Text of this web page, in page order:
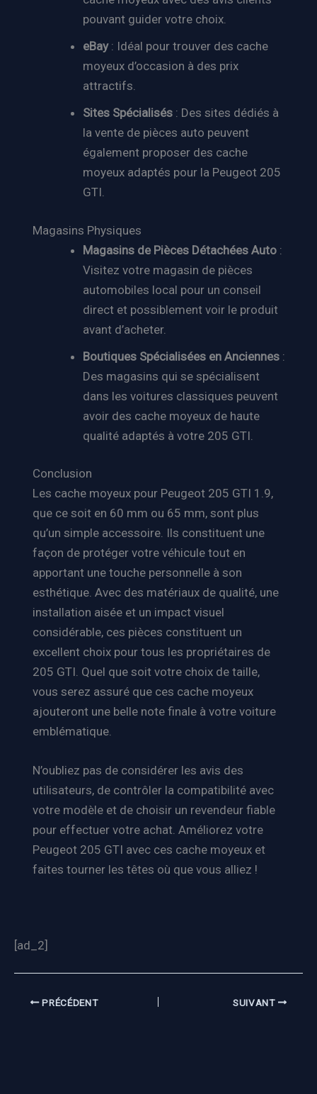
pouvant guider votre choix.
eBay: Idéal pour trouver des cache
moyeux d’occasion à des prix
attractifs.
Sites Spécialisés: Des sites dédiés à
la vente de pièces auto peuvent
également proposer des cache
moyeux adaptés pour la Peugeot 205
GTI.
Magasins Physiques
Magasins de Pièces Détachées Auto:
Visitez votre magasin de pièces
automobiles local pour un conseil
direct et possiblement voir le produit
avant d’acheter.
Boutiques Spécialisées en Anciennes:
Des magasins qui se spécialisent
dans les voitures classiques peuvent
avoir des cache moyeux de haute
qualité adaptés à votre 205 GTI.
Conclusion
Les cache moyeux pour Peugeot 205 GTI 1.9,
que ce soit en 60 mm ou 65 mm, sont plus
qu’un simple accessoire. Ils constituent une
façon de protéger votre véhicule tout en
apportant une touche personnelle à son
esthétique. Avec des matériaux de qualité, une
installation aisée et un impact visuel
considérable, ces pièces constituent un
excellent choix pour tous les propriétaires de
205 GTI. Quel que soit votre choix de taille,
vous serez assuré que ces cache moyeux
ajouteront une belle note finale à votre voiture
emblématique.
N’oubliez pas de considérer les avis des
utilisateurs, de contrôler la compatibilité avec
votre modèle et de choisir un revendeur fiable
pour effectuer votre achat. Améliorez votre
Peugeot 205 GTI avec ces cache moyeux et
faites tourner les têtes où que vous alliez !
[ad_2]
PRÉCÉDENT SUIVANT